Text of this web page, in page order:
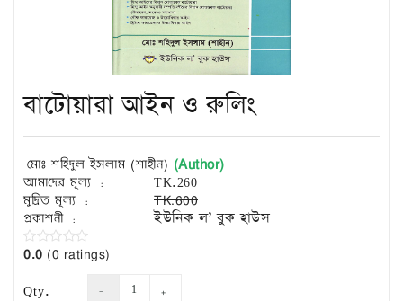
Islamic
Building
Construction
&
Civil
Engineering
বাটোয়ারা আইন ও রুলিং
মোঃ শহিদুল ইসলাম (শাহীন) (Author)
আমাদের মূল্য : TK.260
মুদ্রিত মূল্য :
TK.600
প্রকাশনী :
ইউনিক ল’ বুক হাউস
0.0 (0 ratings)
Qty.